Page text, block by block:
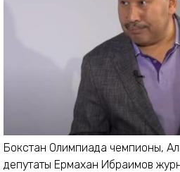
Бокстан Олимпиада чемпионы,
депутаты Ермахан Ибраимов